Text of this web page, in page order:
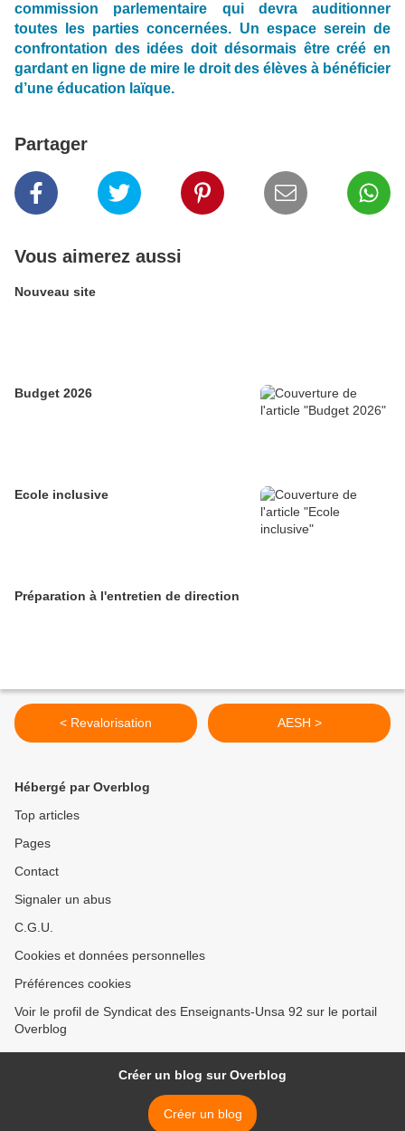
commission parlementaire qui devra auditionner
toutes les parties concernées. Un espace serein de
confrontation des idées doit désormais être créé en
gardant en ligne de mire le droit des élèves à bénéficier
d’une éducation laïque.
Partager
Vous aimerez aussi
Nouveau site
Budget 2026
Ecole inclusive
Préparation à l'entretien de direction
< Revalorisation AESH >
Hébergé par Overblog
Top articles
Pages
Contact
Signaler un abus
C.G.U.
Cookies et données personnelles
Préférences cookies
Voir le profil de Syndicat des Enseignants-Unsa 92 sur le portail
Overblog
Créer un blog sur Overblog
Créer un blog